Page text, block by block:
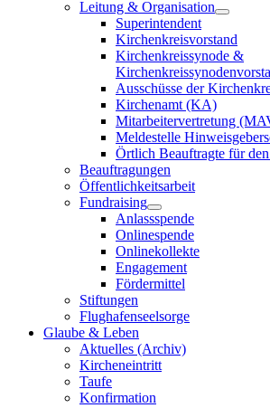
Leitung & Organisation
Superintendent
Kirchenkreisvorstand
Kirchenkreissynode &
Ausschüsse der
Kirchenamt (KA)
Mitarbeitervertretung
Meldestelle
Örtlich Beauftragte für
Beauftragungen
Öffentlichkeitsarbeit
Fundraising
Anlassspende
Onlinespende
Onlinekollekte
Engagement
Fördermittel
Stiftungen
Flughafenseelsorge
Glaube & Leben
Aktuelles (Archiv)
Kircheneintritt
Taufe
Konfirmation